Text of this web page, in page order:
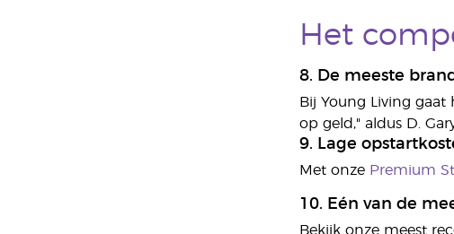
Het
8. De meeste
Bij Young Living
op geld," aldus D.
9. Lage
Met onze Premium
10. Eén van de
Bekijk onze meest